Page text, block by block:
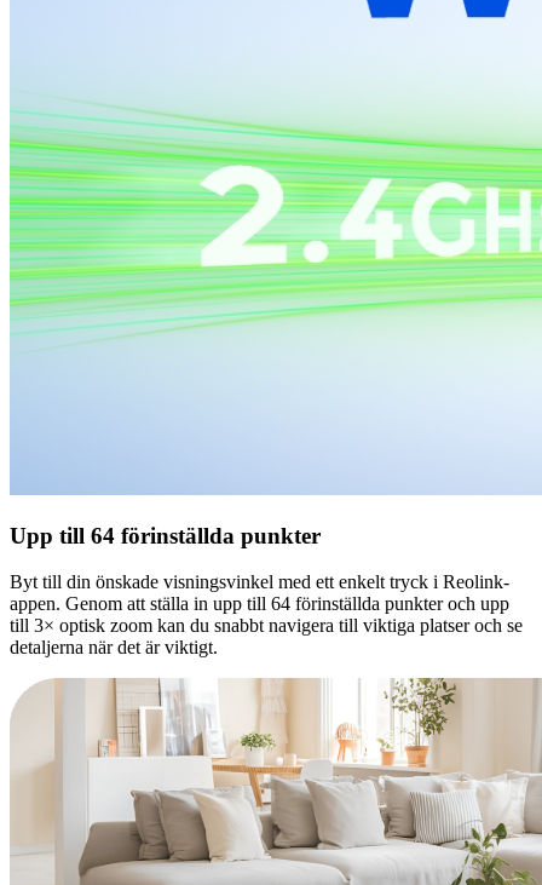
Upp till 64 förinställda punkter
Byt till din önskade visningsvinkel med ett enkelt tryck i Reolink-
appen. Genom att ställa in upp till 64 förinställda punkter och upp
till 3× optisk zoom kan du snabbt navigera till viktiga platser och se
detaljerna när det är viktigt.